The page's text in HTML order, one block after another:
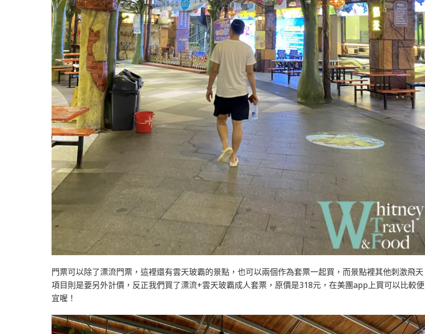
門票可以除了漂流門票，這裡還有雲天玻霸的景點，也可以兩個作為套票一起買，而景點裡其他刺激飛天
項目則是要另外計價，反正我們買了漂流+雲天玻霸成人套票，原價是318元，在美團app上買可以比較便
宜喔！